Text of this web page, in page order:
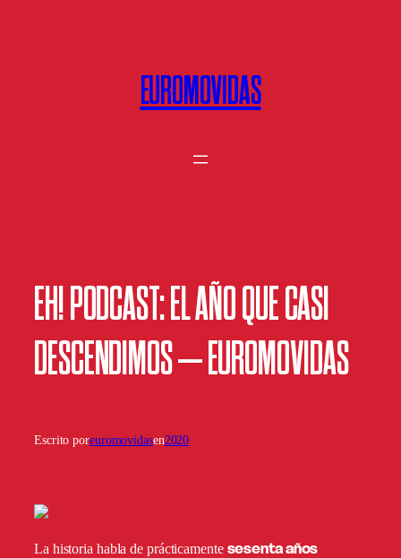
EUROMOVIDAS
EH! PODCAST: EL AÑO QUE CASI
DESCENDIMOS – EUROMOVIDAS
Escrito poreuromovidasen2020
La historia habla de prácticamente sesenta años